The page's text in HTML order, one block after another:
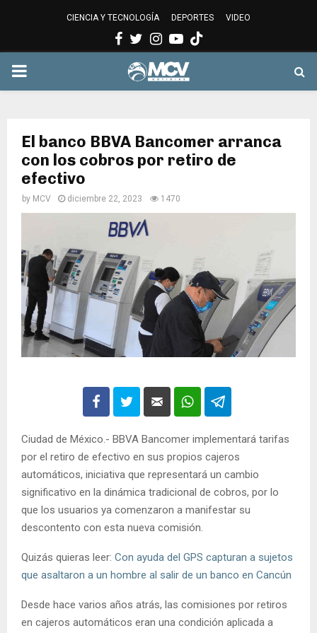
CIENCIA Y TECNOLOGÍA DEPORTES VIDEO
Facebook
Twitter
Instagram
Youtube
PRIMARY
El banco BBVA Bancomer arranca
con los cobros por retiro de
efectivo
by MCV diciembre 22, 2023 1470
Ciudad de México.- BBVA Bancomer implementará tarifas
por el retiro de efectivo en sus propios cajeros
automáticos, iniciativa que representará un cambio
significativo en la dinámica tradicional de cobros, por lo
que los usuarios ya comenzaron a manifestar su
descontento con esta nueva comisión.
Quizás quieras leer: Con ayuda del GPS capturan a sujetos
que asaltaron a un hombre al salir de un banco en Cancún
Desde hace varios años atrás, las comisiones por retiros
en cajeros automáticos eran una condición aplicada a